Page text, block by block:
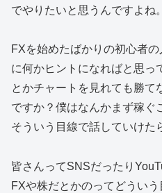
でやりたいと思うんですよね。
FXを始めたばかりの初心者
に何かヒントになればと思っ
とかチャートを見れても勝て
ですか？僕はなんかまず稼ぐ
そういう目線で話していけた
皆さんってSNSだったり
FXや株だとかのってどうい